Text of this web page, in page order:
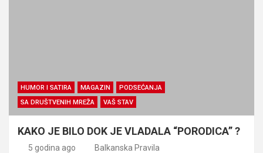
HUMOR I SATIRA MAGAZIN
PODSEĆANJA
SA DRUŠTVENIH MREŽA
VAŠ STAV
KAKO JE BILO DOK JE VLADALA “PORODICA” ?
5 godina ago Balkanska Pravila